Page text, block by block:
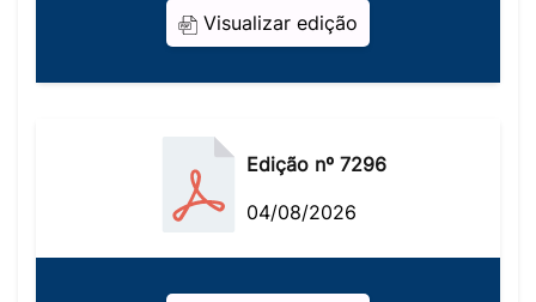
Visualizar edição
Edição nº 7296
04/08/2026